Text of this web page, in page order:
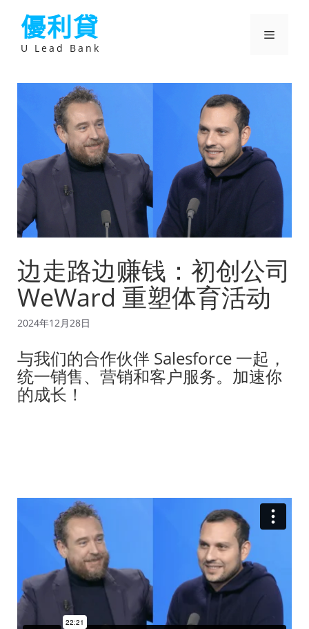
優利貸
U Lead Bank
選
边走路边赚钱：初创公司
WeWard 重塑体育活动
2024年12月28日
与我们的合作伙伴 Salesforce 一起，
统一销售、营销和客户服务。加速你
的成长！